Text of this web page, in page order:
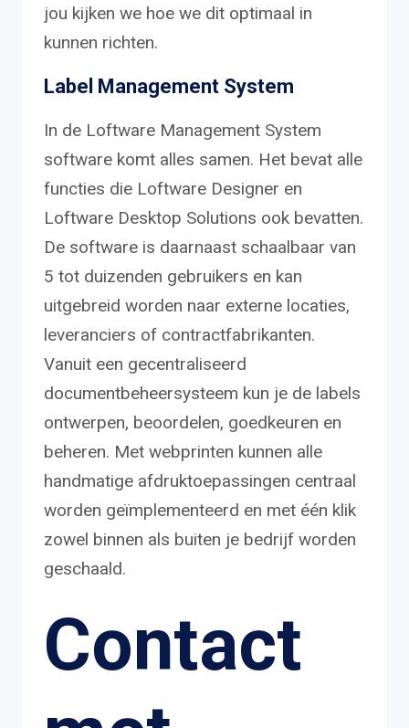
jou kijken we hoe we dit optimaal in
kunnen richten.
Label Management System
In de Loftware Management System
software komt alles samen. Het bevat alle
functies die Loftware Designer en
Loftware Desktop Solutions ook bevatten.
De software is daarnaast schaalbaar van
5 tot duizenden gebruikers en kan
uitgebreid worden naar externe locaties,
leveranciers of contractfabrikanten.
Vanuit een gecentraliseerd
documentbeheersysteem kun je de labels
ontwerpen, beoordelen, goedkeuren en
beheren. Met webprinten kunnen alle
handmatige afdruktoepassingen centraal
worden geïmplementeerd en met één klik
zowel binnen als buiten je bedrijf worden
geschaald.
Contact